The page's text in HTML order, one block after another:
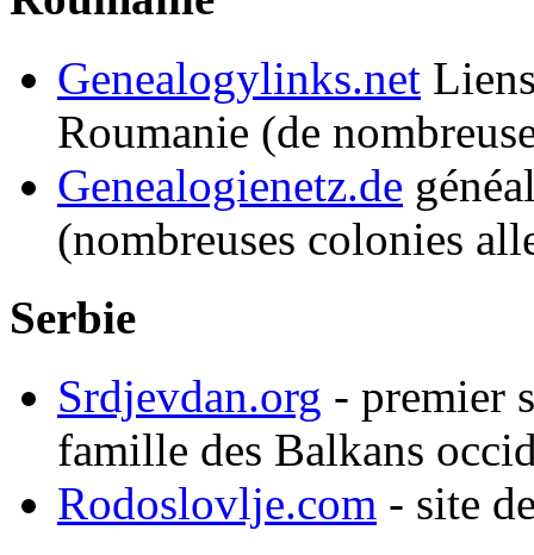
Genealogylinks.net
Roumanie (de
Genealogienetz.de
(nombreuses colonies
Serbie
Srdjevdan.org - premier
famille des Balkans
Rodoslovlje.com - site